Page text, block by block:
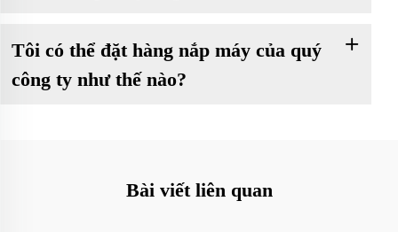
Tôi có thể đặt hàng nắp máy của quý
công ty như thế nào?
Bài viết liên quan